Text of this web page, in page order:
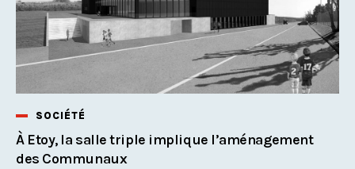
SOCIÉTÉ
À Etoy, la salle triple implique l’aménagement
des Communaux